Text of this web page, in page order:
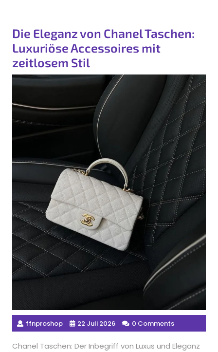
Die Eleganz von Chanel Taschen:
Luxuriöse Accessoires mit
zeitlosem Stil
ffnproshop 22 Juli 2026 0 Comments
Chanel Taschen: Der Inbegriff von Luxus und Eleganz